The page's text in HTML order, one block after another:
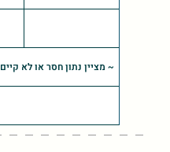
~ מציין נתון חסר או לא קיים